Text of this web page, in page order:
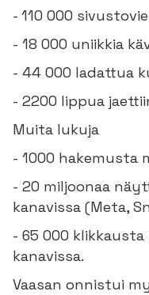
- 110 000
- 18 000 uniikkia
- 44 000 ladattua
- 2200 lippua
Muita lukuja
- 1000 hakemusta
- 20 miljoonaa
kanavissa (Meta,
- 65 000 klikkausta
kanavissa.
Vaasan onnistui